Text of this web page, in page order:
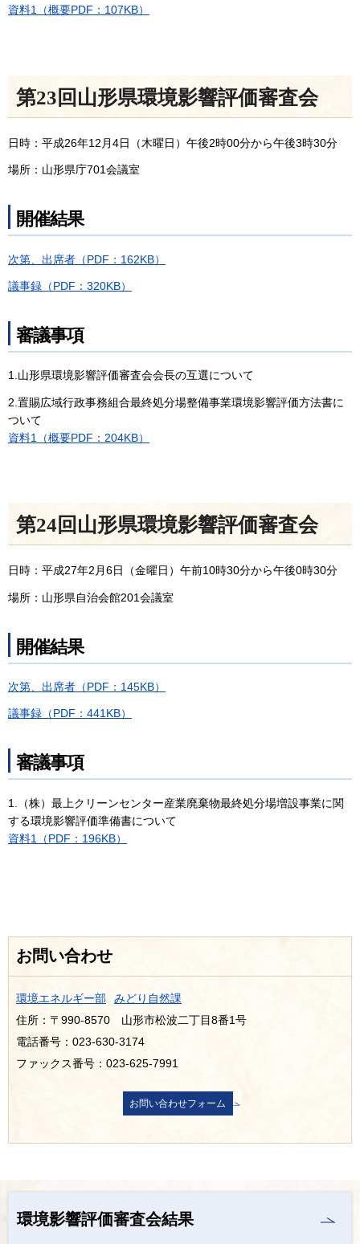
資料1（概要PDF：107KB）
第23回山形県環境影響評価審査会
日時：平成26年12月4日（木曜日）午後2時00分から午後3時30分
場所：山形県庁701会議室
開催結果
次第、出席者（PDF：162KB）
議事録（PDF：320KB）
審議事項
1.山形県環境影響評価審査会会長の互選について
2.置賜広域行政事務組合最終処分場整備事業環境影響評価方法書に
ついて
資料1（概要PDF：204KB）
第24回山形県環境影響評価審査会
日時：平成27年2月6日（金曜日）午前10時30分から午後0時30分
場所：山形県自治会館201会議室
開催結果
次第、出席者（PDF：145KB）
議事録（PDF：441KB）
審議事項
1.（株）最上クリーンセンター産業廃棄物最終処分場増設事業に関
する環境影響評価準備書について
資料1（PDF：196KB）
お問い合わせ
環境エネルギー部
みどり自然課
住所：〒990-8570 山形市松波二丁目8番1号
電話番号：023-630-3174
ファックス番号：023-625-7991
環境影響評価審査会結果